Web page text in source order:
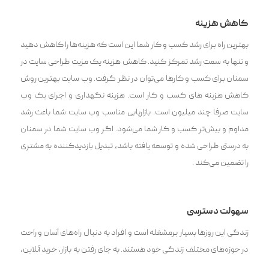
کاهش هزینه
بهترین راه برای رشد کسب‌ و کار شما این است که هزینه‌ها را کاهش دهید
و تنها به سمت رشد تمرکز کنید. کاهش هزینه یک مزیت طراحی سایت در
سمنان برای کسب‌ و کارها می‌توان در نظر گرفت. وب سایت بهترین روش
کاهش هزینه های کسب ‌و کار است. هزینه نگهداری و اجرای یک وب
سایت صرفا چند میلیون است. بازاریابی مناسب وب سایت شما باعث رشد
مداوم و بیش‌تر کسب و کار شما می‌شود. اگر وب سایت شما در سمنان
به درستی طراحی شده و توسعه یافته باشد، تبدیل بازدیدکننده به مشتری
را تضمین می‌کند .
سهولت دسترسی
زندگی این روزها بسیار پرمشغله است و افراد به دنبال راه‌های آسان و راحت
در حوزه‌­های مختلف زندگی خود هستند. به جای رفتن به بازار، خرید آنلاین،